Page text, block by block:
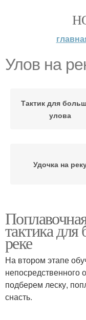
Улов на
Тактик для
улова
Удочка на
Реки для
тактика для
реке
На втором этапе
непосредственного
подберем леску,
снасть.